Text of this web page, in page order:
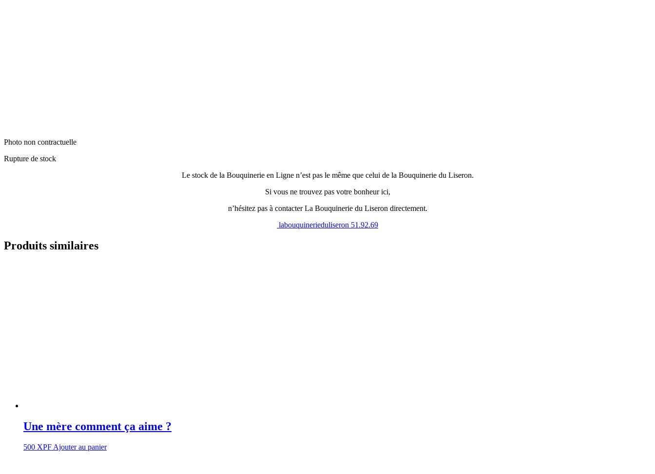
Photo non contractuelle
Rupture de stock
Le stock de la Bouquinerie en Ligne n’est pas le même que celui de la Bouquinerie du Liseron.
Si vous ne trouvez pas votre bonheur ici,
n’hésitez pas à contacter La Bouquinerie du Liseron directement.
labouquinerieduliseron 51.92.69
Produits similaires
Une mère comment ça aime ?
500 XPF Ajouter au panier